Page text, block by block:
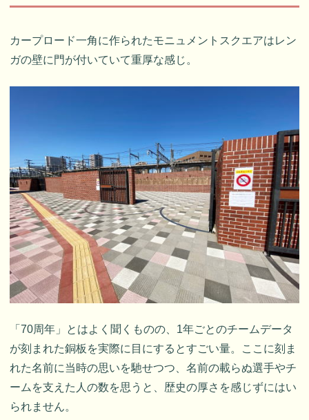
カープロード一角に作られたモニュメントスクエアはレン
ガの壁に門が付いていて重厚な感じ。
「70周年」とはよく聞くものの、1年ごとのチームデータ
が刻まれた銅板を実際に目にするとすごい量。ここに刻ま
れた名前に当時の思いを馳せつつ、名前の載らぬ選手やチ
ームを支えた人の数を思うと、歴史の厚さを感じずにはい
られません。